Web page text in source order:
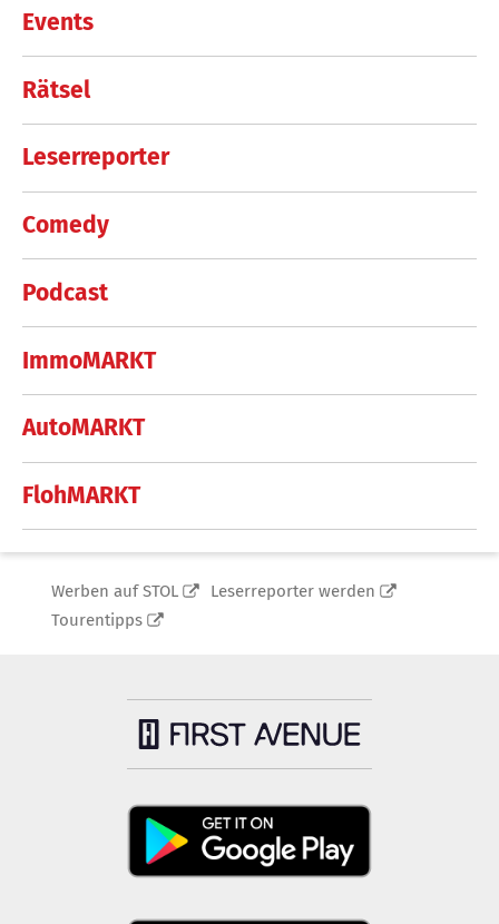
Events
Rätsel
Leserreporter
Comedy
Podcast
ImmoMARKT
AutoMARKT
FlohMARKT
Werben auf STOL
Leserreporter werden
Tourentipps